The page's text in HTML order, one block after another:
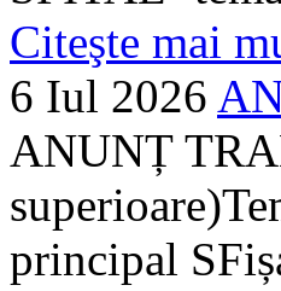
Citeşte mai
6 Iul 2026
ANUNȚ
principal